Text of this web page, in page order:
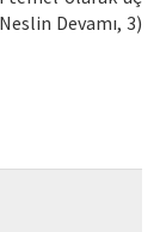
Devamı, 3)